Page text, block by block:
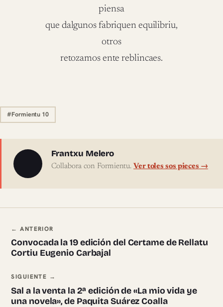
piensa
que dalgunos fabriquen equilibriu,
otros
retozamos ente reblincaes.
#Formientu 10
Sobre l'autor
Frantxu Melero
Collabora con Formientu.Ver toles sos pieces →
Navegación ente pieces
← ANTERIOR
Convocada la 19 edición del Certame de Rellatu
Cortiu Eugenio Carbajal
SIGUIENTE →
Sal a la venta la 2ª edición de «La mio vida ye
una novela», de Paquita Suárez Coalla